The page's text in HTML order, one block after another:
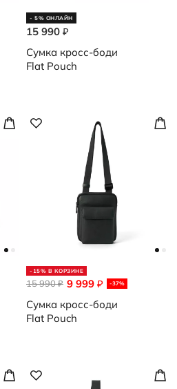
- 5% ОНЛАЙН
15 990 ₽
Сумка кросс-боди
Flat Pouch
-15% В КОРЗИНЕ
9 999 ₽ -37%
15 990₽
Сумка кросс-боди
Flat Pouch